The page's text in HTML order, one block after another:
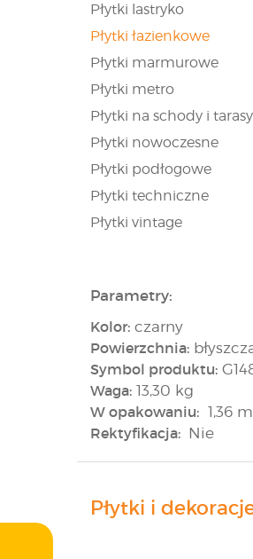
Płytki lastryko
Płytki łazienkowe
Płytki marmurowe
Płytki metro
Płytki na schody i tarasy
Płytki nowoczesne
Płytki podłogowe
Płytki techniczne
Płytki vintage
Parametry:
Kolor: czarny
Powierzchnia:
Symbol produktu:
Waga: 13,30 kg
W opakowaniu: 1,36 m
Rektyfikacja: Nie
Płytki i